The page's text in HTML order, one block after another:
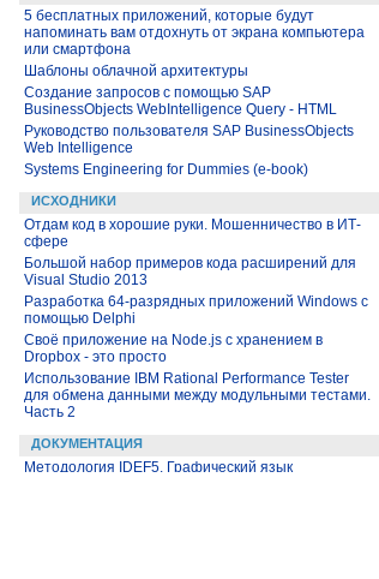
5 бесплатных приложений, которые будут
напоминать вам отдохнуть от экрана компьютера
или смартфона
Шаблоны облачной архитектуры
Создание запросов с помощью SAP
BusinessObjects WebIntelligence Query - HTML
Руководство пользователя SAP BusinessObjects
Web Intelligence
Systems Engineering for Dummies (e-book)
ИСХОДНИКИ
Отдам код в хорошие руки. Мошенничество в ИТ-
сфере
Большой набор примеров кода расширений для
Visual Studio 2013
Разработка 64-разрядных приложений Windows с
помощью Delphi
Своё приложение на Node.js с хранением в
Dropbox - это просто
Использование IBM Rational Performance Tester
для обмена данными между модульными тестами.
Часть 2
ДОКУМЕНТАЦИЯ
Методология IDEF5. Графический язык